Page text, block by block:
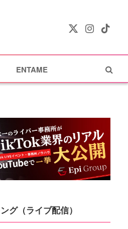
X
Instagram
TikTok
ENTAME
グ（ライブ配信）